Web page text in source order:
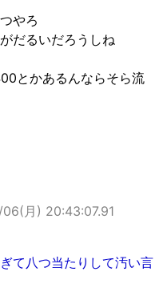
やろ
だるいだろうしね
とかあるんならそら流
月) 20:43:07.91
て八つ当たりして汚い言